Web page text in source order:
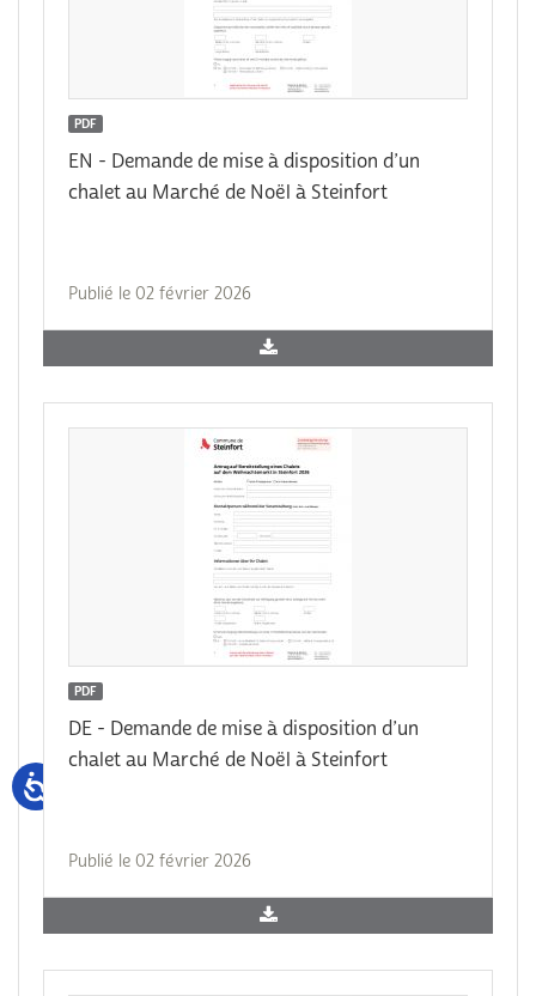
PDF
EN - Demande de mise à disposition d’un
chalet au Marché de Noël à Steinfort
Publié le 02 février 2026
PDF
DE - Demande de mise à disposition d’un
chalet au Marché de Noël à Steinfort
Publié le 02 février 2026